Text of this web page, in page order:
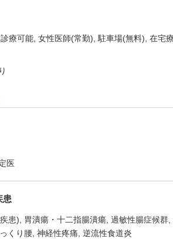
療可能 女性医師(常勤) 駐車場(無料) 在宅
医
患
患) 胃潰瘍・十二指腸潰瘍 過敏性腸症候群
くり腰 神経性疼痛 逆流性食道炎